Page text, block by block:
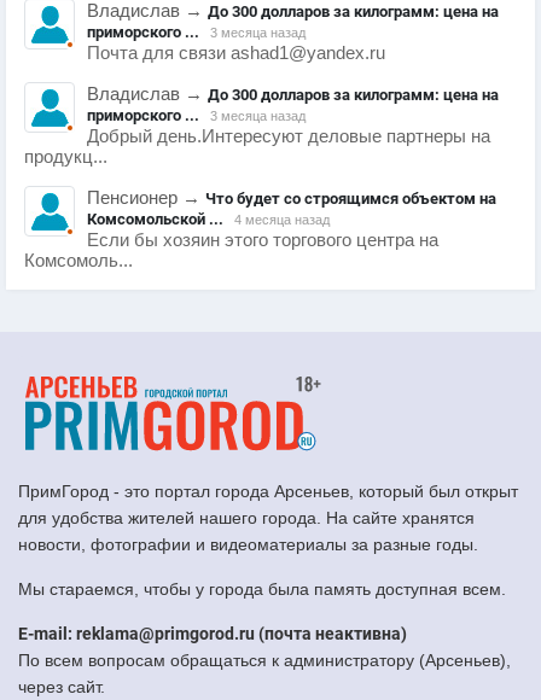
Владислав → До 300 долларов за килограмм: цена на
приморского ...
3 месяца назад
Почта для связи ashad1@yandex.ru
Владислав → До 300 долларов за килограмм: цена на
приморского ...
3 месяца назад
Добрый день.Интересуют деловые партнеры на
продукц...
Пенсионер → Что будет со строящимся объектом на
Комсомольской ...
4 месяца назад
Если бы хозяин этого торгового центра на
Комсомоль...
ПримГород - это портал города Арсеньев, который был открыт
для удобства жителей нашего города. На сайте хранятся
новости, фотографии и видеоматериалы за разные годы.
Мы стараемся, чтобы у города была память доступная всем.
E-mail: reklama@primgorod.ru (почта неактивна)
По всем вопросам обращаться к администратору (Арсеньев),
через сайт.